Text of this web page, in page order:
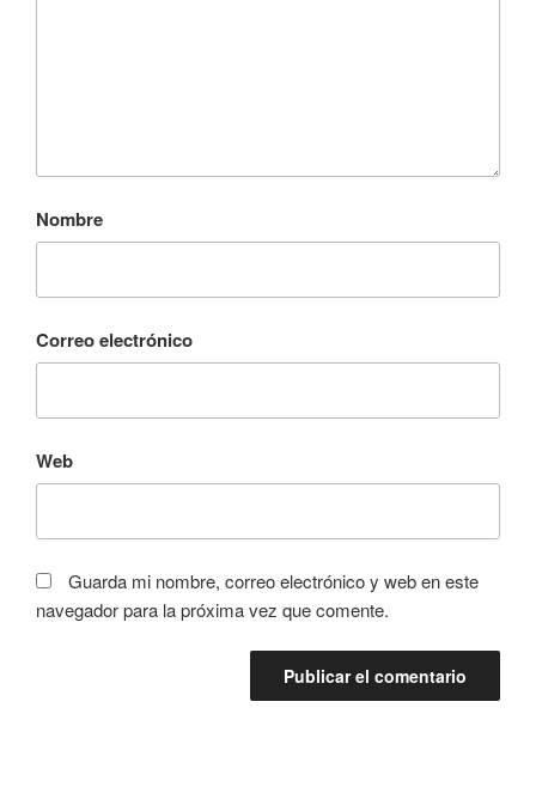
Nombre
Correo electrónico
Web
Guarda mi nombre, correo electrónico y web en este
navegador para la próxima vez que comente.